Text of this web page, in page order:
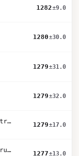
1282±9.0
1280±30.0
1279±31.0
1279±32.0
llama-3.1-nemotron-70b-instruct
1279±17.0
mistral-small-3.1-24b-instruct-2503
1277±13.0